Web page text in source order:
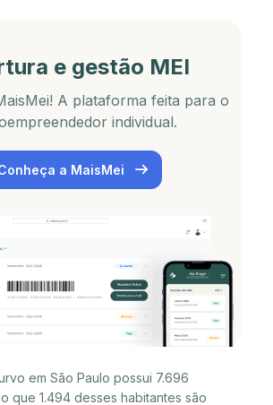
e gestão MEI
A plataforma feita para o
individual.
a MaisMei
em São Paulo possui 7.696
que 1.494 desses habitantes são